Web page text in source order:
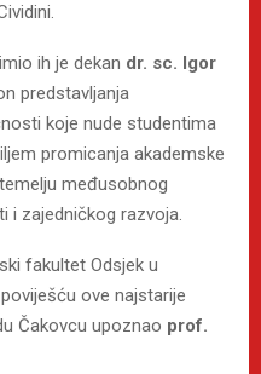
ih je dekan dr. sc. Igor
predstavljanja
koje nude studentima
promicanja akademske
međusobnog
i zajedničkog razvoja.
fakultet Odsjek u
ove najstarije
Čakovcu upoznao prof.